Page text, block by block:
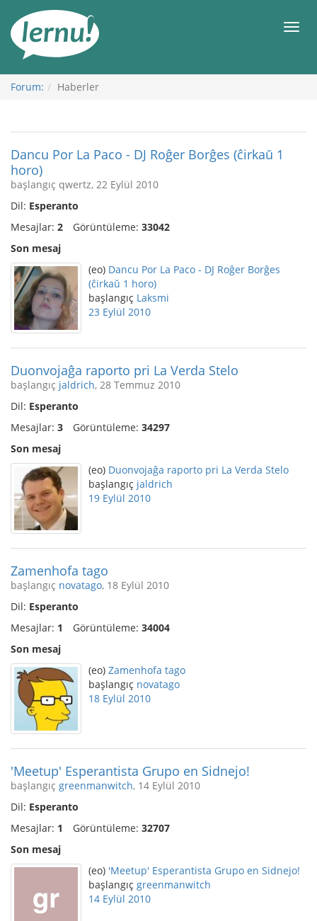
Görüntüleme
Forum: Haberler
Dancu Por La Paco - DJ Roĝer Borĝes (ĉirkaŭ 1
horo)
başlangıç qwertz, 22 Eylül 2010
Dil: Esperanto
Mesajlar: 2 Görüntüleme: 33042
Son mesaj
(eo) Dancu Por La Paco - DJ Roĝer Borĝes
(ĉirkaŭ 1 horo)
başlangıç Laksmi
23 Eylül 2010
Duonvojaĝa raporto pri La Verda Stelo
başlangıç jaldrich, 28 Temmuz 2010
Dil: Esperanto
Mesajlar: 3 Görüntüleme: 34297
Son mesaj
(eo) Duonvojaĝa raporto pri La Verda Stelo
başlangıç jaldrich
19 Eylül 2010
Zamenhofa tago
başlangıç novatago, 18 Eylül 2010
Dil: Esperanto
Mesajlar: 1 Görüntüleme: 34004
Son mesaj
(eo) Zamenhofa tago
başlangıç novatago
18 Eylül 2010
'Meetup' Esperantista Grupo en Sidnejo!
başlangıç greenmanwitch, 14 Eylül 2010
Dil: Esperanto
Mesajlar: 1 Görüntüleme: 32707
Son mesaj
(eo) 'Meetup' Esperantista Grupo en Sidnejo!
başlangıç greenmanwitch
14 Eylül 2010